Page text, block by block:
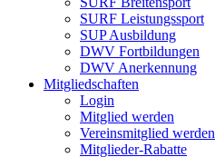
SURF Leistungssport
SUP Ausbildung
DWV Fortbildungen
DWV Anerkennung
Mitgliedschaften
Login
Mitglied werden
Vereinsmitglied werden
Mitglieder-Rabatte